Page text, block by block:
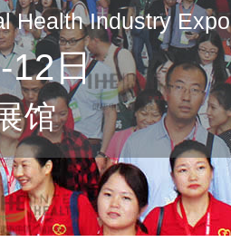
Health Industry
12日
馆